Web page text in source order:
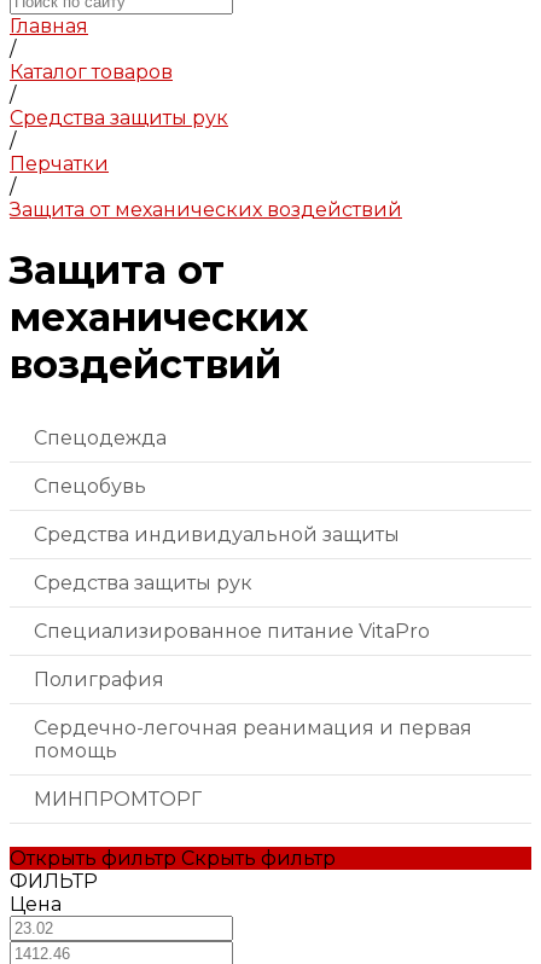
Главная
/
Каталог товаров
/
Средства защиты рук
/
Перчатки
/
Защита от механических воздействий
Защита от
механических
воздействий
Спецодежда
Спецобувь
Средства индивидуальной защиты
Средства защиты рук
Специализированное питание VitaPro
Полиграфия
Сердечно-легочная реанимация и первая
помощь
МИНПРОМТОРГ
Открыть фильтр Скрыть фильтр
ФИЛЬТР
Цена